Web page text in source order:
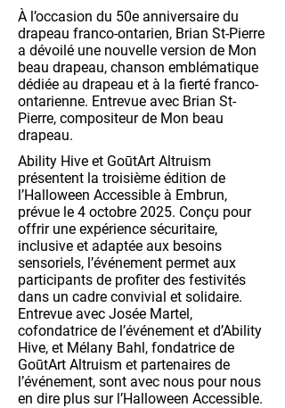
À l’occasion du 50e anniversaire du
drapeau franco-ontarien, Brian St-Pierre
a dévoilé une nouvelle version de Mon
beau drapeau, chanson emblématique
dédiée au drapeau et à la fierté franco-
ontarienne. Entrevue avec Brian St-
Pierre, compositeur de Mon beau
drapeau.
Ability Hive et GoūtArt Altruism
présentent la troisième édition de
l’Halloween Accessible à Embrun,
prévue le 4 octobre 2025. Conçu pour
offrir une expérience sécuritaire,
inclusive et adaptée aux besoins
sensoriels, l’événement permet aux
participants de profiter des festivités
dans un cadre convivial et solidaire.
Entrevue avec Josée Martel,
cofondatrice de l’événement et d’Ability
Hive, et Mélany Bahl, fondatrice de
GoūtArt Altruism et partenaires de
l’événement, sont avec nous pour nous
en dire plus sur l’Halloween Accessible.